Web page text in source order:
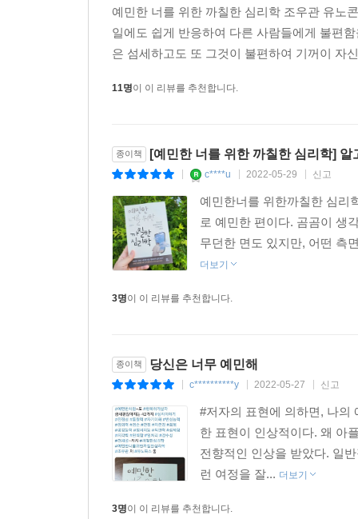
타인에게 쏟던 마음을 이제 당신을 위해 쓰길
경계선을 지킬 수 있도록 힘을 줄 것이다.
예민한 너를 위한 까칠한 심리학 조우관 유노
일에도 쉽게 반응하여 다른 사람들에게 불편
은 섬세하고도 또 그것이 불편하여 기꺼이 자
11명이 이 리뷰를 추천합니다.
종이책 [예민한 너를 위한 까칠한 심리학]
c****u 2022-05-29 신고
예민한너를 위한까칠한 심리
로 예민한 편이다. 곰곰이 생
무던한 면도 있지만, 어떤 측
더보기
3명이 이 리뷰를 추천합니다.
종이책 당신은 너무 예민해
c**********y 2022-05-27 신고
#저자의 표현에 의하면, 나의
한 표현이 인상적이다. 왜 아
전향적인 인상을 받았다. 일
런 여정을 잘... 더보기
3명이 이 리뷰를 추천합니다.